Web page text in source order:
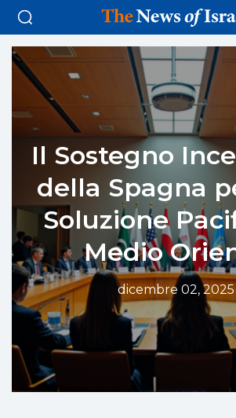
Il Sostegno
della Spagna
Soluzione
Medio
dicembre 02, 2025